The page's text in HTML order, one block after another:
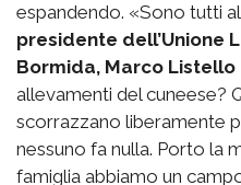
espandendo. «Sono tutti
presidente dell’Unione
Bormida, Marco Listello
allevamenti del cuneese?
scorrazzano liberamente
nessuno fa nulla. Porto la
famiglia abbiamo un